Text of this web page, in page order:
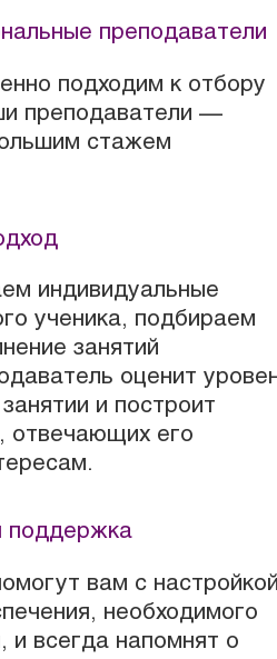
преподаватели
подходим к отбору
преподаватели —
стажем
индивидуальные
ученика, подбираем
занятий
оценит
и построит
отвечающих его
поддержка
вам с
необходимого
и всегда напомнят о